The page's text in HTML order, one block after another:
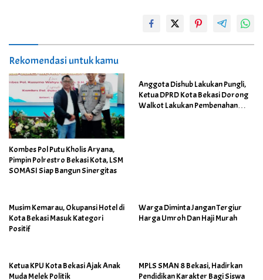
Rekomendasi untuk kamu
Kombes Pol Putu Kholis Aryana,
Pimpin Polrestro Bekasi Kota, LSM
SOMASI Siap Bangun Sinergitas
Anggota Dishub Lakukan Pungli,
Ketua DPRD Kota Bekasi Dorong
Walkot Lakukan Pembenahan
Musim Kemarau, Okupansi Hotel di
Kota Bekasi Masuk Kategori
Positif
Warga Diminta Jangan Tergiur
Harga Umroh Dan Haji Murah
Ketua KPU Kota Bekasi Ajak Anak
Muda Melek Politik
MPLS SMAN 8 Bekasi, Hadirkan
Pendidikan Karakter Bagi Siswa